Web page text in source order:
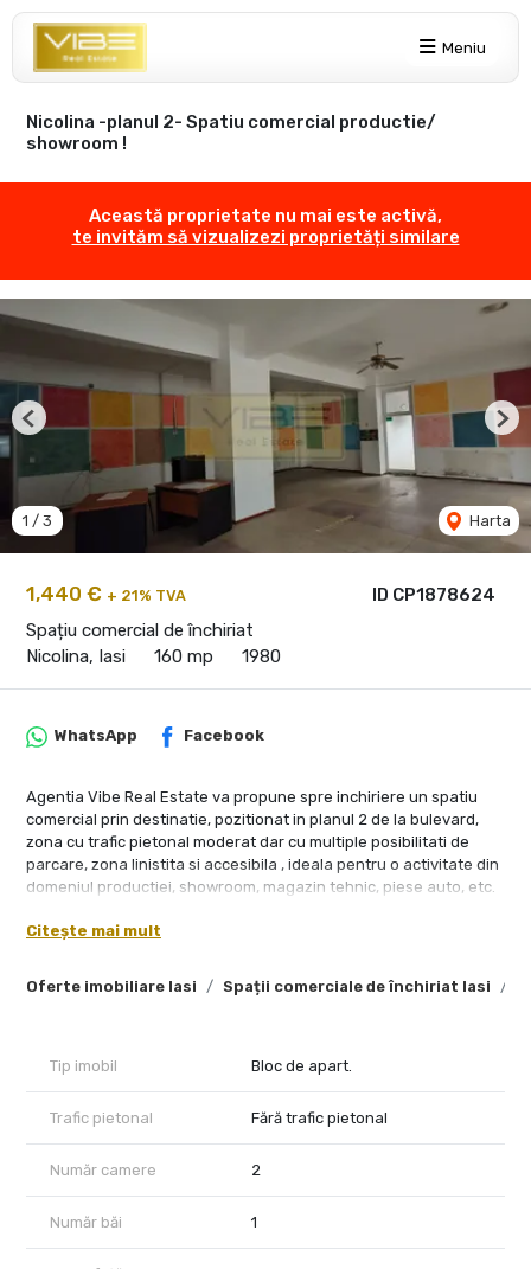
Meniu
Nicolina -planul 2- Spatiu comercial productie/
showroom !
Această proprietate nu mai este activă,
te invităm să vizualizezi proprietăți similare
ID CP1878624
1,440 € + 21% TVA
Spațiu comercial de închiriat
Nicolina, Iasi
160 mp 1980
1 / 3 Harta
Previous
Oferte imobiliare Iasi Spații comerciale de închiriat Iasi
WhatsApp Facebook
Agentia Vibe Real Estate va propune spre inchiriere un spatiu
comercial prin destinatie, pozitionat in planul 2 de la bulevard,
zona cu trafic pietonal moderat dar cu multiple posibilitati de
parcare, zona linistita si accesibila , ideala pentru o activitate din
domeniul productiei, showroom, magazin tehnic, piese auto, etc.
compartimente plus grup sanitar , 2 cai de acces, contorizare
Se inchiriaza doar pe termen lung, cu o chirie lunara de 9 euro/
Se perep 2 luni de garantie si comision agentie
Citește mai mult
Tip imobil Bloc de apart.
Trafic pietonal Fără trafic pietonal
Număr camere 2
Număr băi 1